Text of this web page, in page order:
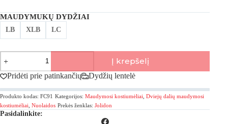
MAUDYMUKŲ DYDŽIAI
LB XLB LC
produkto
kiekis:
Jolidon,
Mia
Dviejų
dalių
maudymosi
kostiumėlis
Į krepšelį
Pridėti prie patinkančių Dydžių lentelė
Produkto kodas: FC91 Kategorijos: Maudymosi kostiumėliai Dviejų dalių maudymosi
kostiumėliai Nuolaidos Prekės ženklas: Jolidon
Pasidalinkite: